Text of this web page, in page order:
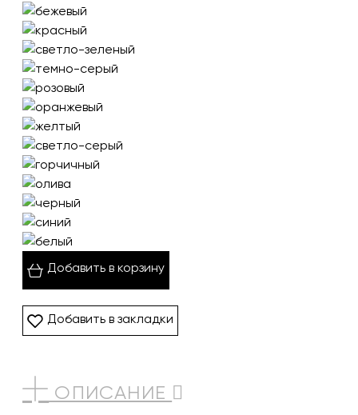
Добавить в корзину
Добавить в закладки
ОПИСАНИЕ